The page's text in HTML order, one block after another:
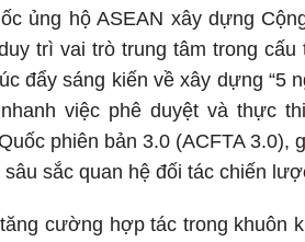
ủng hộ ASEAN xây dựng
trì vai trò trung tâm trong
đẩy sáng kiến về xây dựng “5
việc phê duyệt và thực
phiên bản 3.0 (ACFTA
sắc quan hệ đối tác chiến
cường hợp tác trong khuôn